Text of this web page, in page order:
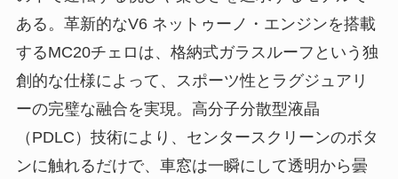
ある。革新的なV6 ネットゥーノ・エンジンを搭載
するMC20チェロは、格納式ガラスルーフという独
創的な仕様によって、スポーツ性とラグジュアリ
ーの完璧な融合を実現。高分子分散型液晶
（PDLC）技術により、センタースクリーンのボタ
ンに触れるだけで、車窓は一瞬にして透明から曇